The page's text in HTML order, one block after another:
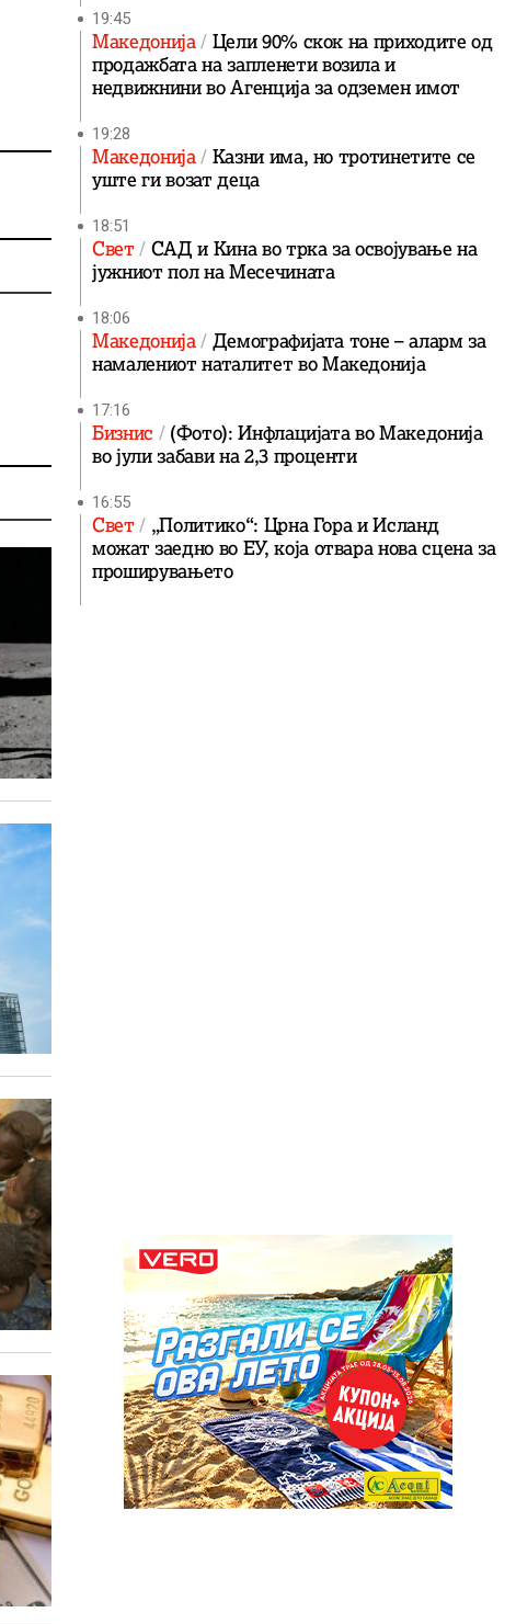
19:45
Македонија Цели 90% скок на приходите од
продажбата на запленети возила и
недвижнини во Агенција за одземен имот
19:28
Македонија Казни има, но тротинетите се
уште ги возат деца
18:51
Свет САД и Кина во трка за освојување на
јужниот пол на Месечината
18:06
Македонија Демографијата тоне – аларм за
намалениот наталитет во Македонија
17:16
Бизнис
(Фото): Инфлацијата во Македонија
во јули забави на 2,3 проценти
16:55
Свет „Политико“: Црна Гора и Исланд
можат заедно во ЕУ, која отвара нова сцена за
проширувањето